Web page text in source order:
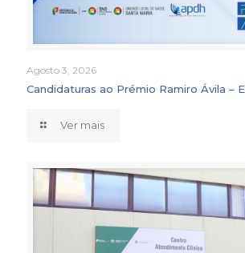
Agosto 3, 2026
Candidaturas ao Prémio Ramiro Ávila –
Ver mais